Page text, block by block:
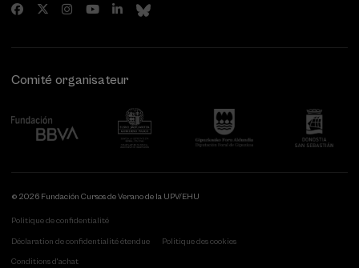
Comité organisateur
© 2026 Fundación Cursos de Verano de la UPV/EHU
Politique de confidentialité
Déclaration de confidentialité étendue Politique des cookies
Conditions d'achat